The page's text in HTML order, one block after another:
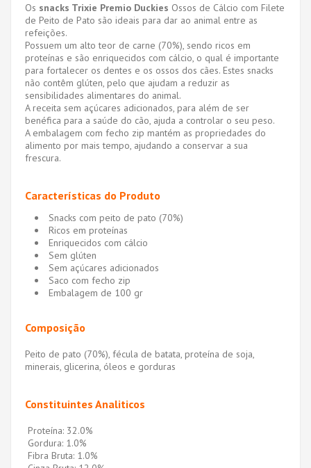
Os snacks Trixie Premio Duckies Ossos de Cálcio com Filete
de Peito de Pato são ideais para dar ao animal entre as
refeições.
Possuem um alto teor de carne (70%), sendo ricos em
proteínas e são enriquecidos com cálcio, o qual é importante
para fortalecer os dentes e os ossos dos cães. Estes snacks
não contêm glúten, pelo que ajudam a reduzir as
sensibilidades alimentares do animal.
A receita sem açúcares adicionados, para além de ser
benéfica para a saúde do cão, ajuda a controlar o seu peso.
A embalagem com fecho zip mantém as propriedades do
alimento por mais tempo, ajudando a conservar a sua
frescura.
Características do Produto
Snacks com peito de pato (70%)
Ricos em proteínas
Enriquecidos com cálcio
Sem glúten
Sem açúcares adicionados
Saco com fecho zip
Embalagem de 100 gr
Composição
Peito de pato (70%), fécula de batata, proteína de soja,
minerais, glicerina, óleos e gorduras
Constituintes Analiticos
Proteína: 32.0%
Gordura: 1.0%
Fibra Bruta: 1.0%